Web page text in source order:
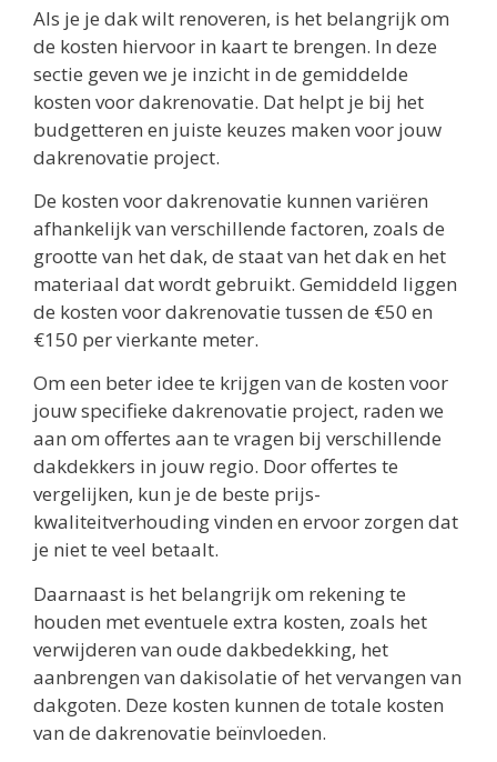
Als je je dak wilt renoveren, is het belangrijk om
de kosten hiervoor in kaart te brengen. In deze
sectie geven we je inzicht in de gemiddelde
kosten voor dakrenovatie. Dat helpt je bij het
budgetteren en juiste keuzes maken voor jouw
dakrenovatie project.
De kosten voor dakrenovatie kunnen variëren
afhankelijk van verschillende factoren, zoals de
grootte van het dak, de staat van het dak en het
materiaal dat wordt gebruikt. Gemiddeld liggen
de kosten voor dakrenovatie tussen de €50 en
€150 per vierkante meter.
Om een beter idee te krijgen van de kosten voor
jouw specifieke dakrenovatie project, raden we
aan om offertes aan te vragen bij verschillende
dakdekkers in jouw regio. Door offertes te
vergelijken, kun je de beste prijs-
kwaliteitverhouding vinden en ervoor zorgen dat
je niet te veel betaalt.
Daarnaast is het belangrijk om rekening te
houden met eventuele extra kosten, zoals het
verwijderen van oude dakbedekking, het
aanbrengen van dakisolatie of het vervangen van
dakgoten. Deze kosten kunnen de totale kosten
van de dakrenovatie beïnvloeden.